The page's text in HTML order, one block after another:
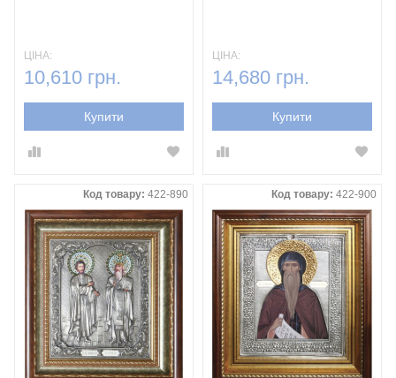
ЦІНА:
10,610 грн.
Купити
ЦІНА:
14,680 грн.
Купити
Код товару: 422-890 Код товару: 422-900